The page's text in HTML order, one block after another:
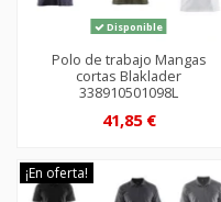
Disponible
Polo de trabajo Mangas
cortas Blaklader
338910501098L
41,85 €
¡En oferta!